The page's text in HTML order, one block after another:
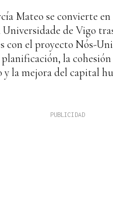
Mateo se convierte
de Vigo
con el proyecto Nós-
planificación, la
la mejora del capital